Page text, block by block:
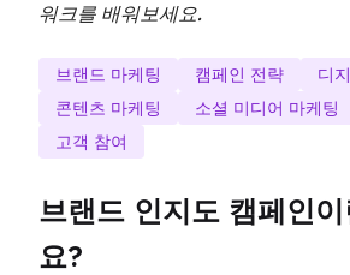
워크를 배워보세요.
브랜드 마케팅 캠페인 전략
디
콘텐츠 마케팅
소셜 미디어 마케팅
고객 참여
브랜드 인지도 캠페인
요?